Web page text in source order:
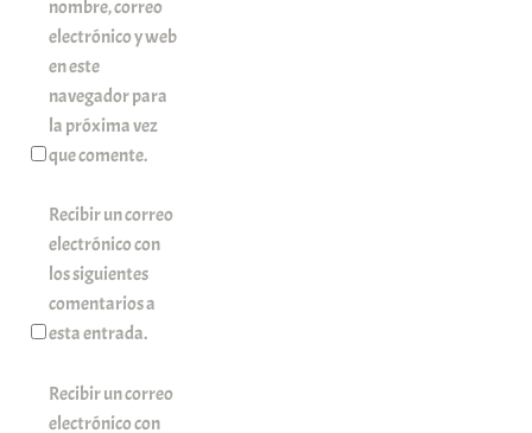
nombre, correo
electrónico y web
en este
navegador para
la próxima vez
que comente.
Recibir un correo
electrónico con
los siguientes
comentarios a
esta entrada.
Recibir un correo
electrónico con